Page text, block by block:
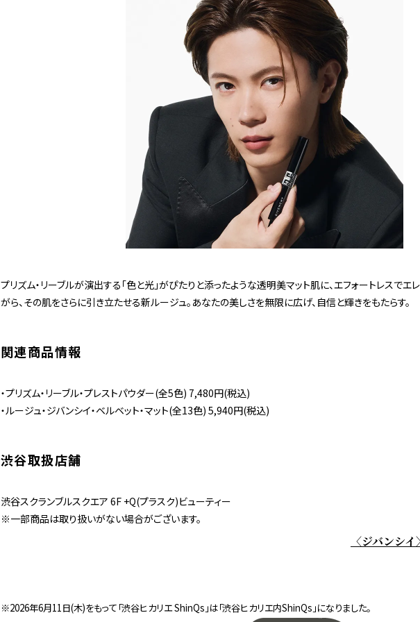
プリズム・リーブルが演出する「色と光」がぴたりと添ったような透明美マット肌に、エフォートレスで
がら、その肌をさらに引き立たせる新ルージュ。あなたの美しさを無限に広げ、自信と輝きをもたらす。
関連商品情報
・プリズム・リーブル・プレストパウダー(全5色) 7,480円(税込)
・ルージュ・ジバンシイ・ベルベット・マット(全13色) 5,940円(税込)
渋谷取扱店舗
渋谷スクランブルスクエア 6F +Q(プラスク)ビューティー
※一部商品は取り扱いがない場合がございます。
〈ジバンシ
※2026年6月11日(木)をもって「渋谷ヒカリエ ShinQs」は「渋谷ヒカリエ内ShinQs」になりました。